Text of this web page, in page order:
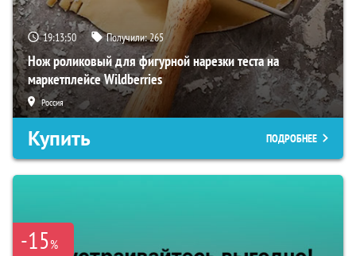
19:13:49 Получили:265
Нож роликовый для фигурной нарезки теста на
маркетплейсе Wildberries
Россия
Купить ПОДРОБНЕЕ
-15%